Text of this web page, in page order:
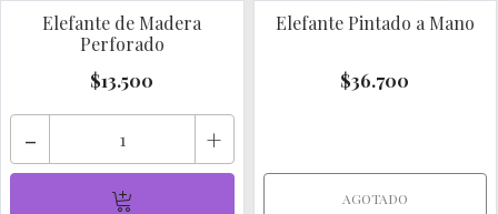
Elefante de Madera
Perforado
$13.500
- +
Elefante Pintado a Mano
$36.700
AGOTADO